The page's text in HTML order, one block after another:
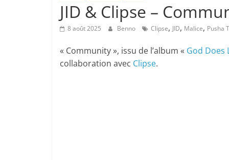
JID & Clipse –
8 août 2025 Benno Clipse, JID, Malice, Pusha T
« Community », issu de l’album « God Does
collaboration avec Clipse.